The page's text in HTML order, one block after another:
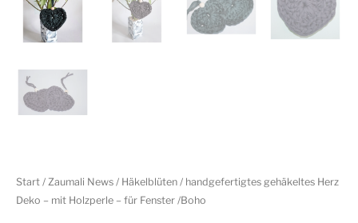
Start / Zaumali News / Häkelblüten / handgefertigtes gehäkeltes Herz
Deko – mit Holzperle – für Fenster /Boho